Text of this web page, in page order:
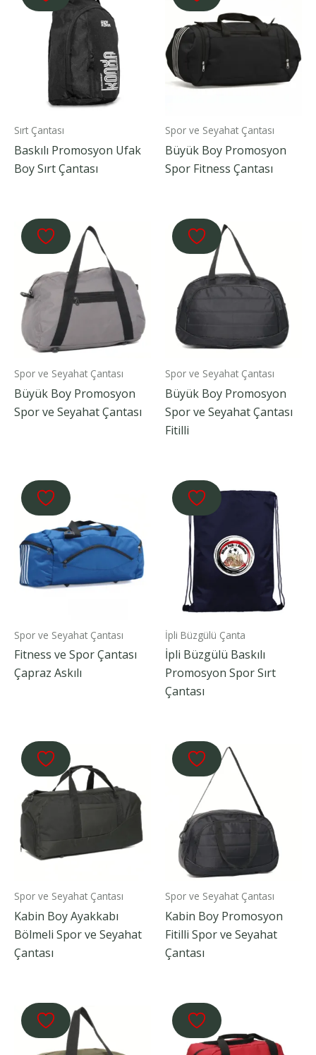
Sırt Çantası
Baskılı Promosyon Ufak
Boy Sırt Çantası
Spor ve Seyahat Çantası
Büyük Boy Promosyon
Spor Fitness Çantası
Spor ve Seyahat Çantası
Büyük Boy Promosyon
Spor ve Seyahat Çantası
Spor ve Seyahat Çantası
Büyük Boy Promosyon
Spor ve Seyahat Çantası
Fitilli
Spor ve Seyahat Çantası
Fitness ve Spor Çantası
Çapraz Askılı
İpli Büzgülü Çanta
İpli Büzgülü Baskılı
Promosyon Spor Sırt
Çantası
Spor ve Seyahat Çantası
Kabin Boy Ayakkabı
Bölmeli Spor ve Seyahat
Çantası
Spor ve Seyahat Çantası
Kabin Boy Promosyon
Fitilli Spor ve Seyahat
Çantası